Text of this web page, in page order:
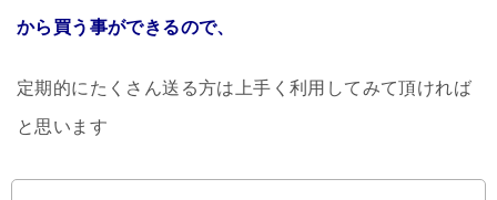
から買う事ができるので、
定期的にたくさん送る方は上手く利用してみて頂ければ
と思います